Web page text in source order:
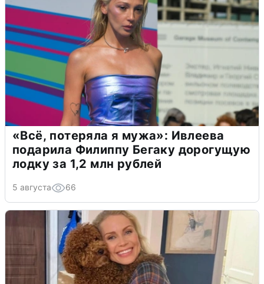
«Всё, потеряла я мужа»: Ивлеева
подарила Филиппу Бегаку дорогущую
лодку за 1,2 млн рублей
5 августа 66